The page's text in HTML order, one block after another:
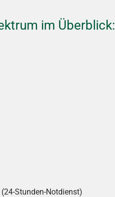
im Überblick:
Stunden-Notdienst)